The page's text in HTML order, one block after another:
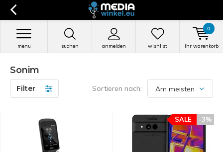
suchen anmelden
menu wishlist ihr warenkorb
0
Sonim
Filter Sortieren nach:
-3%
SALE